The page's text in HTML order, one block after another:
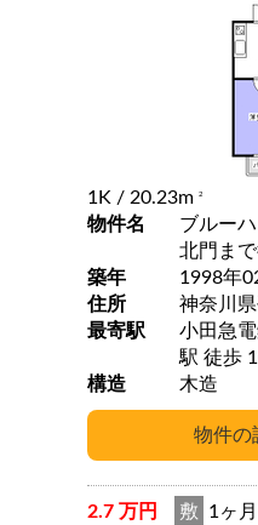
1K / 20.23m 2
物件名
ブルー
北門ま
築年
1998年
住所
神奈川
最寄駅
小田急
駅
構造
木造
2.7 万円 敷 1ヶ月